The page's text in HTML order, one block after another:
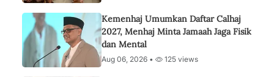
Kemenhaj Umumkan Daftar Calhaj
2027, Menhaj Minta Jamaah Jaga Fisik
dan Mental
Aug 06, 2026 • 125 views